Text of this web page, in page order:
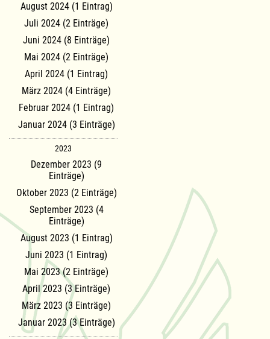
August 2024 (1 Eintrag)
Juli 2024 (2 Einträge)
Juni 2024 (8 Einträge)
Mai 2024 (2 Einträge)
April 2024 (1 Eintrag)
März 2024 (4 Einträge)
Februar 2024 (1 Eintrag)
Januar 2024 (3 Einträge)
2023
Dezember 2023 (9
Einträge)
Oktober 2023 (2 Einträge)
September 2023 (4
Einträge)
August 2023 (1 Eintrag)
Juni 2023 (1 Eintrag)
Mai 2023 (2 Einträge)
April 2023 (3 Einträge)
März 2023 (3 Einträge)
Januar 2023 (3 Einträge)